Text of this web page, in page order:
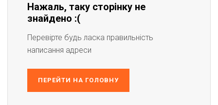
Нажаль, таку сторінку не
знайдено :(
Перевірте будь ласка правильність
написання адреси
ПЕРЕЙТИ НА ГОЛОВНУ